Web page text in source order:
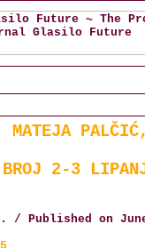
MATEJA
BROJ 2-3
/ Published on